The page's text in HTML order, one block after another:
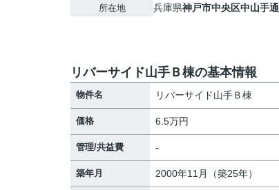
所在地 兵庫県神戸市中央区中山手通
リバーサイド山手Ｂ棟の基本情報
物件名 リバーサイド山手Ｂ棟
価格 6.5万円
管理/共益費 -
築年月 2000年11月（築25年）